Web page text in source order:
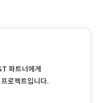
파트너에게
로젝트입니다.